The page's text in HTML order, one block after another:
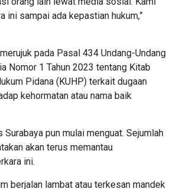
ini sampai ada kepastian hukum,”
pada Pasal 434 Undang-Undang
Nomor 1 Tahun 2023 tentang Kitab
Pidana (KUHP) terkait dugaan
kehormatan atau nama baik
pun mulai menguat. Sejumlah
akan terus memantau
ini.
berjalan lambat atau terkesan mandek